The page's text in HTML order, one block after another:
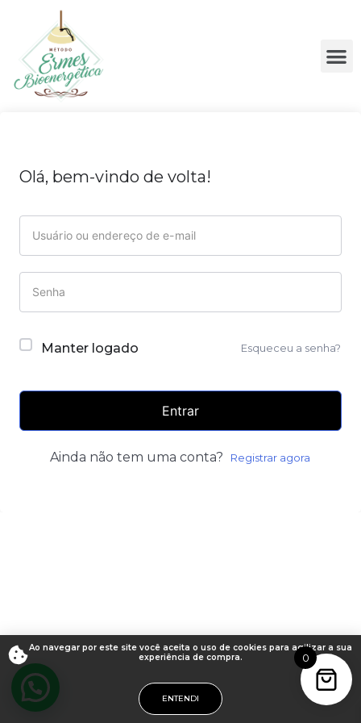
Olá, bem-vindo de volta!
Manter logado Esqueceu a senha?
Entrar
Ainda não tem uma conta? Registrar agora
0
Ao navegar por este site você aceita o uso de cookies para agilizar a sua
experiência de compra.
ENTENDI